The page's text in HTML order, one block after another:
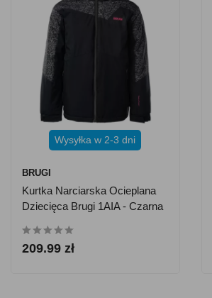
Wysyłka w 2-3 dni
BRUGI
Kurtka Narciarska Ocieplana
Dziecięca Brugi 1AIA - Czarna
209.99 zł